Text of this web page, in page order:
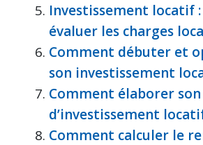
Investissement locatif
évaluer les charges
Comment débuter et
son investissement
Comment élaborer
d’investissement
Comment calculer le